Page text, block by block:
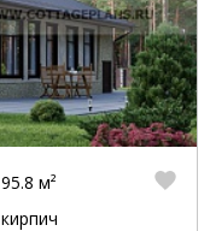
95.8 м²
кирпич